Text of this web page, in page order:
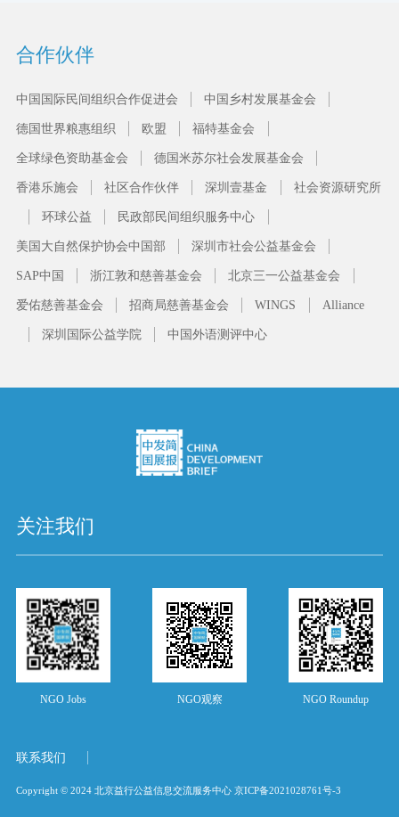
合作伙伴
中国国际民间组织合作促进会 中国乡村发展基金会
德国世界粮惠组织 欧盟 福特基金会
全球绿色资助基金会 德国米苏尔社会发展基金会
香港乐施会 社区合作伙伴 深圳壹基金 社会资源研究所
环球公益 民政部民间组织服务中心
美国大自然保护协会中国部 深圳市社会公益基金会
SAP中国 浙江敦和慈善基金会 北京三一公益基金会
爱佑慈善基金会 招商局慈善基金会 WINGS Alliance
深圳国际公益学院 中国外语测评中心
关注我们
NGO Jobs NGO观察 NGO Roundup
联系我们
Copyright © 2024 北京益行公益信息交流服务中心 京ICP备2021028761号-3